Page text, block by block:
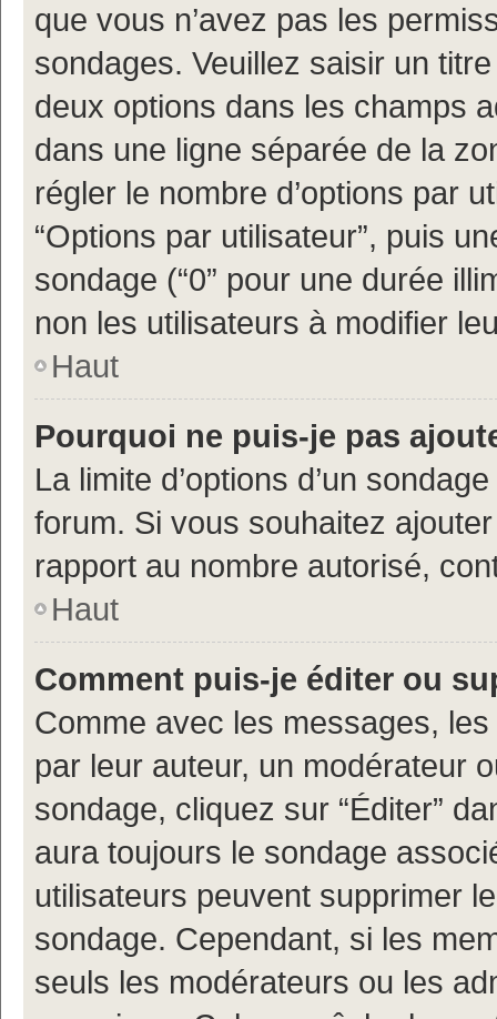
que vous n’avez pas les
sondages. Veuillez saisir un
deux options dans les champs
dans une ligne séparée de la
régler le nombre d’options par
“Options par utilisateur”, puis
sondage (“0” pour une durée
non les utilisateurs à modifier
Haut
Pourquoi ne puis-je pas
La limite d’options d’un
forum. Si vous souhaitez
rapport au nombre autorisé,
Haut
Comment puis-je éditer ou
Comme avec les messages,
par leur auteur, un modérateur
sondage, cliquez sur “Éditer”
aura toujours le sondage
utilisateurs peuvent supprimer
sondage. Cependant, si les
seuls les modérateurs ou les